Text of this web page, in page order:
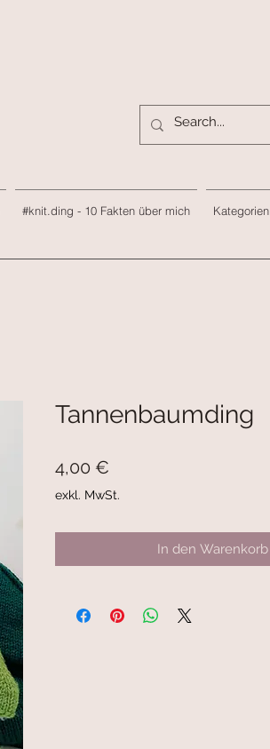
#knit.ding - 10 Fakten über mich Kategorien
Tannenbaumding
4,00 €
exkl. MwSt.
In den Warenkorb